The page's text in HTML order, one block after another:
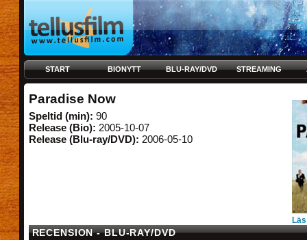
START BIONYTT BLU-RAY/DVD STREAMING
Paradise Now
Speltid (min): 90
Release (Bio): 2005-10-07
Release (Blu-ray/DVD): 2006-05-10
RECENSION - BLU-RAY/DVD